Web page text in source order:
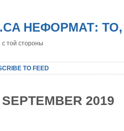
НЕФОРМАТ:
с той стороны
TO FEED
2019